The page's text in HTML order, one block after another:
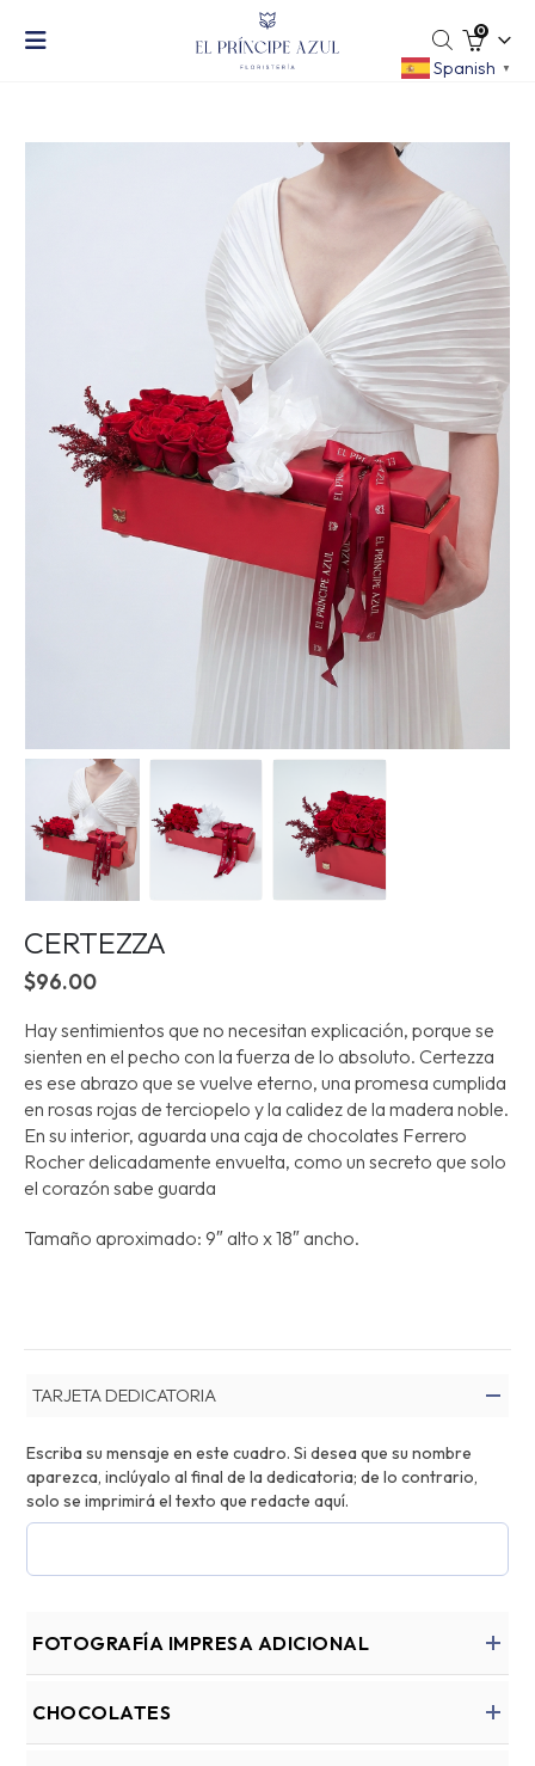
0
CERTEZZA
$96.00
Hay sentimientos que no necesitan explicación, porque se
sienten en el pecho con la fuerza de lo absoluto. Certezza
es ese abrazo que se vuelve eterno, una promesa cumplida
en rosas rojas de terciopelo y la calidez de la madera noble.
En su interior, aguarda una caja de chocolates Ferrero
Rocher delicadamente envuelta, como un secreto que solo
el corazón sabe guarda
Tamaño aproximado: 9″ alto x 18″ ancho.
TARJETA DEDICATORIA
Escriba su mensaje en este cuadro. Si desea que su nombre
aparezca, inclúyalo al final de la dedicatoria; de lo contrario,
solo se imprimirá el texto que redacte aquí.
FOTOGRAFÍA IMPRESA ADICIONAL
CHOCOLATES
Spanish ▼